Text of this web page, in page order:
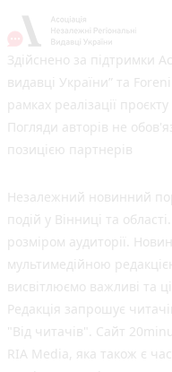
Здійснено за підтримки
видавці України” та
рамках реалізації
Погляди авторів не
позицією партнерів
Незалежний новинний
подій у Вінниці та
розміром аудиторії.
мультимедійною
висвітлюємо важливі та
Редакція запрошує
"Від читачів". Сайт
RIA Media, яка також є